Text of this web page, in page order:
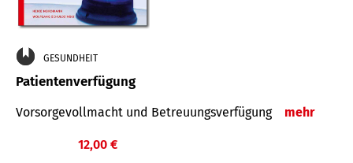
GESUNDHEIT
Patientenverfügung
Vorsorgevollmacht und Betreuungsverfügung mehr
12,00 €